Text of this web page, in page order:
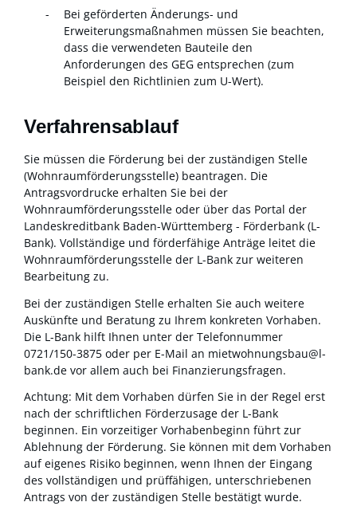
Bei geförderten Änderungs- und
Erweiterungsmaßnahmen müssen Sie beachten,
dass die verwendeten Bauteile den
Anforderungen des GEG entsprechen (zum
Beispiel den Richtlinien zum U-Wert).
Verfahrensablauf
Sie müssen die Förderung bei der zuständigen Stelle
(Wohnraumförderungsstelle) beantragen. Die
Antragsvordrucke erhalten Sie bei der
Wohnraumförderungsstelle oder über das Portal der
Landeskreditbank Baden-Württemberg - Förderbank (L-
Bank). Vollständige und förderfähige Anträge leitet die
Wohnraumförderungsstelle der L-Bank zur weiteren
Bearbeitung zu.
Bei der zuständigen Stelle erhalten Sie auch weitere
Auskünfte und Beratung zu Ihrem konkreten Vorhaben.
Die L-Bank hilft Ihnen unter der Telefonnummer
0721/150-3875 oder per E-Mail an mietwohnungsbau@l-
bank.de vor allem auch bei Finanzierungsfragen.
Achtung: Mit dem Vorhaben dürfen Sie in der Regel erst
nach der schriftlichen Förderzusage der L-Bank
beginnen. Ein vorzeitiger Vorhabenbeginn führt zur
Ablehnung der Förderung. Sie können mit dem Vorhaben
auf eigenes Risiko beginnen, wenn Ihnen der Eingang
des vollständigen und prüffähigen, unterschriebenen
Antrags von der zuständigen Stelle bestätigt wurde.